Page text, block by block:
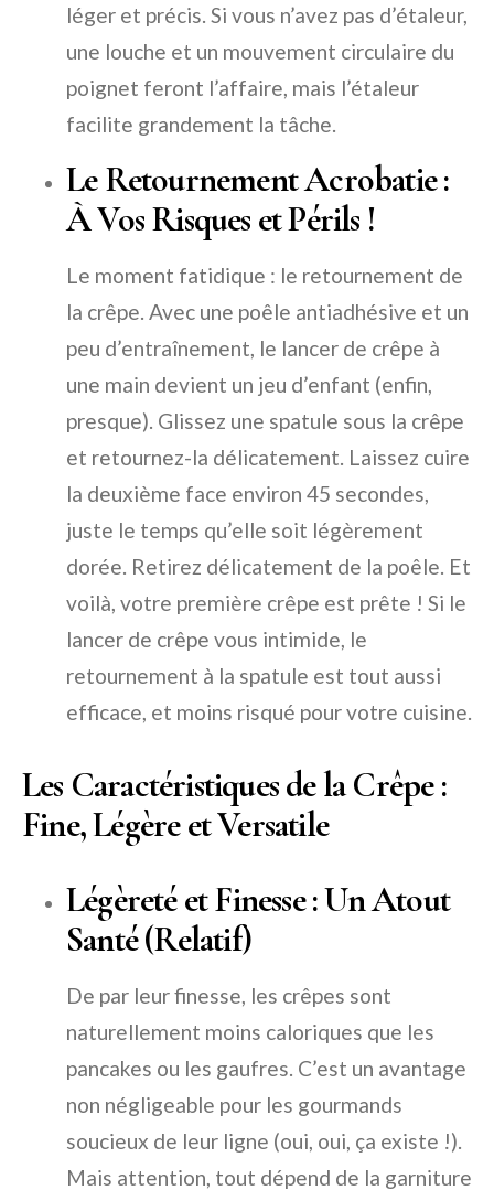
léger et précis. Si vous n’avez pas d’étaleur,
une louche et un mouvement circulaire du
poignet feront l’affaire, mais l’étaleur
facilite grandement la tâche.
Le Retournement Acrobatie :
À Vos Risques et Périls !
Le moment fatidique : le retournement de
la crêpe. Avec une poêle antiadhésive et un
peu d’entraînement, le lancer de crêpe à
une main devient un jeu d’enfant (enfin,
presque). Glissez une spatule sous la crêpe
et retournez-la délicatement. Laissez cuire
la deuxième face environ 45 secondes,
juste le temps qu’elle soit légèrement
dorée. Retirez délicatement de la poêle. Et
voilà, votre première crêpe est prête ! Si le
lancer de crêpe vous intimide, le
retournement à la spatule est tout aussi
efficace, et moins risqué pour votre cuisine.
Les Caractéristiques de la Crêpe :
Fine, Légère et Versatile
Légèreté et Finesse : Un Atout
Santé (Relatif)
De par leur finesse, les crêpes sont
naturellement moins caloriques que les
pancakes ou les gaufres. C’est un avantage
non négligeable pour les gourmands
soucieux de leur ligne (oui, oui, ça existe !).
Mais attention, tout dépend de la garniture